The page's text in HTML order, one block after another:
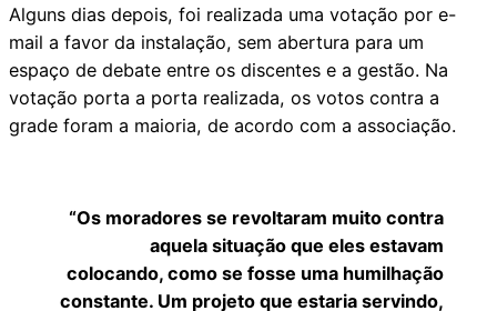
Alguns dias depois, foi realizada uma votação por e-
mail a favor da instalação, sem abertura para um
espaço de debate entre os discentes e a gestão. Na
votação porta a porta realizada, os votos contra a
grade foram a maioria, de acordo com a associação.
“Os moradores se revoltaram muito contra
aquela situação que eles estavam
colocando, como se fosse uma humilhação
constante. Um projeto que estaria servindo,